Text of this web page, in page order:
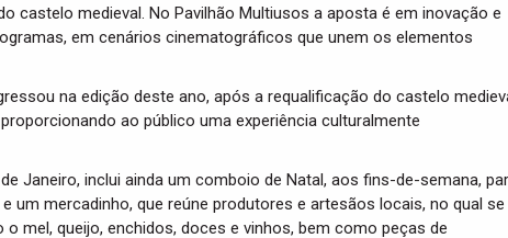
castelo medieval. No Pavilhão Multiusos a aposta é em inovação e
em cenários cinematográficos que unem os elementos
na edição deste ano, após a requalificação do castelo
ao público uma experiência culturalmente
Janeiro, inclui ainda um comboio de Natal, aos fins-de-semana,
um mercadinho, que reúne produtores e artesãos locais, no qual se
mel, queijo, enchidos, doces e vinhos, bem como peças de